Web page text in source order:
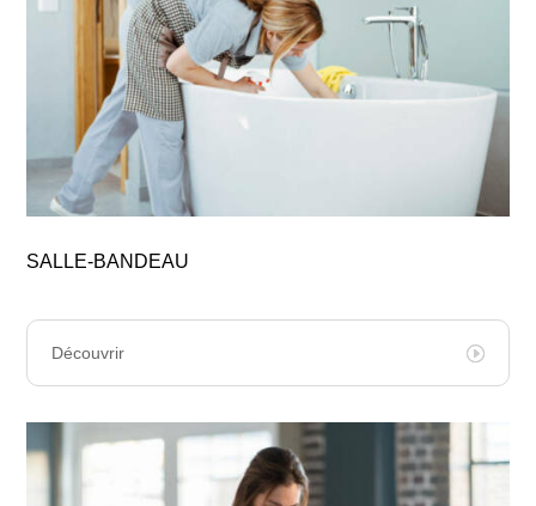
SALLE-BANDEAU
Découvrir